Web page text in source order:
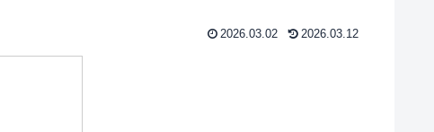
2026.03.02 2026.03.12